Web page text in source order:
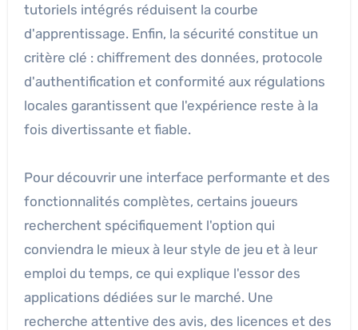
tutoriels intégrés réduisent la courbe
d'apprentissage. Enfin, la sécurité constitue un
critère clé : chiffrement des données, protocole
d'authentification et conformité aux régulations
locales garantissent que l'expérience reste à la
fois divertissante et fiable.
Pour découvrir une interface performante et des
fonctionnalités complètes, certains joueurs
recherchent spécifiquement l'option qui
conviendra le mieux à leur style de jeu et à leur
emploi du temps, ce qui explique l'essor des
applications dédiées sur le marché. Une
recherche attentive des avis, des licences et des